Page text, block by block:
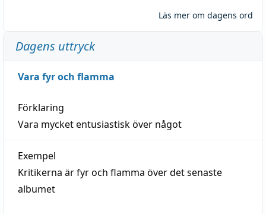
Läs mer om dagens ord
Dagens uttryck
Vara fyr och flamma
Förklaring
Vara mycket entusiastisk över något
Exempel
Kritikerna är fyr och flamma över det senaste
albumet